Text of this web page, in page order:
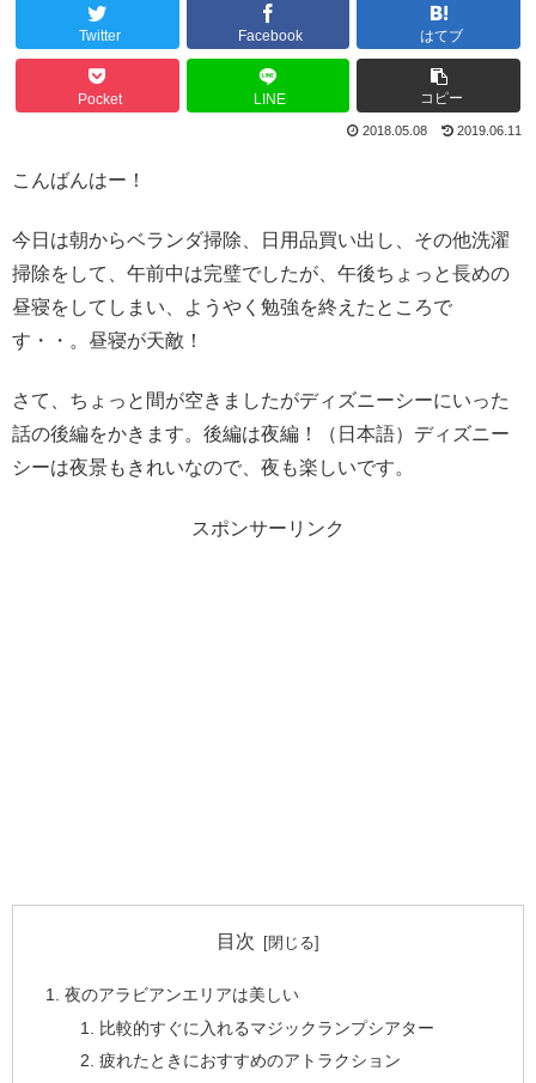
Twitter Facebook はてブ
Pocket LINE コピー
2018.05.08 2019.06.11
こんばんはー！
今日は朝からベランダ掃除、日用品買い出し、その他洗濯
掃除をして、午前中は完璧でしたが、午後ちょっと長めの
昼寝をしてしまい、ようやく勉強を終えたところで
す・・。昼寝が天敵！
さて、ちょっと間が空きましたがディズニーシーにいった
話の後編をかきます。後編は夜編！（日本語）ディズニー
シーは夜景もきれいなので、夜も楽しいです。
スポンサーリンク
目次
夜のアラビアンエリアは美しい
比較的すぐに入れるマジックランプシアター
疲れたときにおすすめのアトラクション